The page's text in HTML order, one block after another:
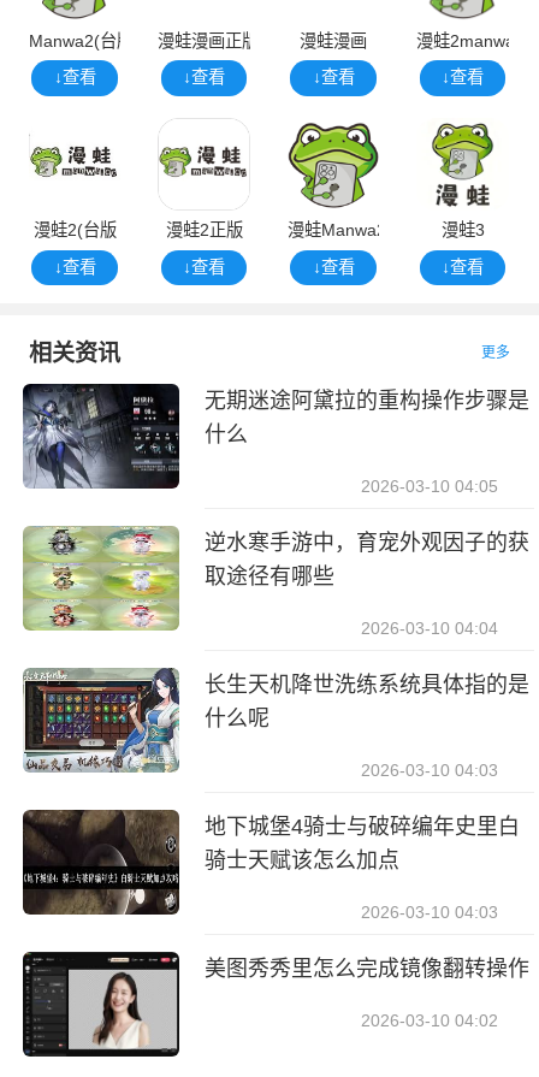
Manwa2(台版
↓查看
漫蛙漫画正版
↓查看
漫蛙漫画
↓查看
漫蛙2manwa2
↓查看
漫蛙2(台版
↓查看
漫蛙2正版
↓查看
漫蛙Manwa22025正版
↓查看
漫蛙3
↓查看
相关资讯 更多
无期迷途阿黛拉的重构操作步骤是
什么
2026-03-10 04:05
逆水寒手游中，育宠外观因子的获
取途径有哪些
2026-03-10 04:04
长生天机降世洗练系统具体指的是
什么呢
2026-03-10 04:03
地下城堡4骑士与破碎编年史里白
骑士天赋该怎么加点
2026-03-10 04:03
美图秀秀里怎么完成镜像翻转操作
2026-03-10 04:02